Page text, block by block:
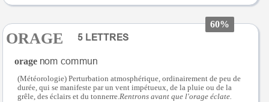
60%
ORAGE
orage
(Météorologie) Perturbation atmosphérique, ordinairement de peu de
durée, qui se manifeste par un vent impétueux, de la pluie ou de la
grêle, des éclairs et du tonnerre.Rentrons avant que l'orage éclate.